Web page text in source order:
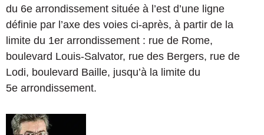
du 6e arrondissement située à l’est d’une ligne
définie par l’axe des voies ci-après, à partir de la
limite du 1er arrondissement : rue de Rome,
boulevard Louis-Salvator, rue des Bergers, rue de
Lodi, boulevard Baille, jusqu’à la limite du
5e arrondissement.